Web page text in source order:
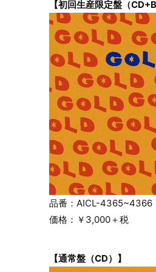
【初回生産限定盤（
品番：AICL-4365~4366
価格：￥3,000＋税
【通常盤（CD）】